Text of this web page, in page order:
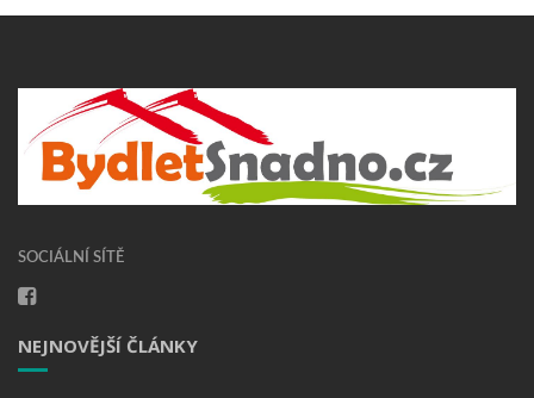
SOCIÁLNÍ SÍTĚ
NEJNOVĚJŠÍ ČLÁNKY